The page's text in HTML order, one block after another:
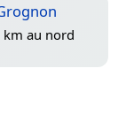
km au nord